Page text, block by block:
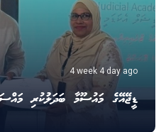
4 week 4 day ago
ޑީޖޭއޭގެ މައުސޫމާ ބަދަލުުކުރި